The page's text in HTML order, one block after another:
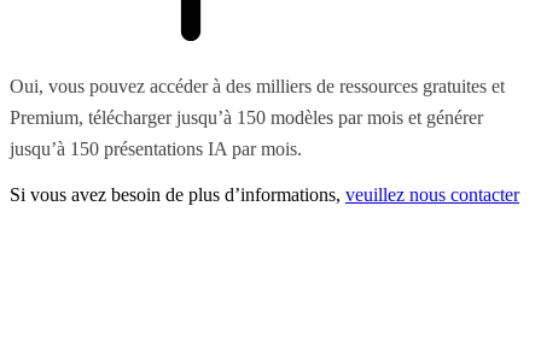
Oui, vous pouvez accéder à des milliers de ressources gratuites et
Premium, télécharger jusqu’à 150 modèles par mois et générer
jusqu’à 150 présentations IA par mois.
Si vous avez besoin de plus d’informations, veuillez nous contacter